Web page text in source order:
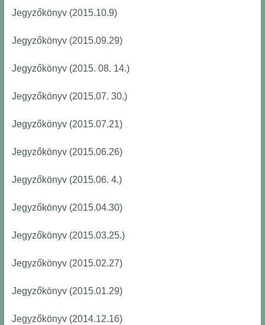
Jegyzőkönyv (2015.10.9)
Jegyzőkönyv (2015.09.29)
Jegyzőkönyv (2015. 08. 14.)
Jegyzőkönyv (2015.07. 30.)
Jegyzőkönyv (2015.07.21)
Jegyzőkönyv (2015.06.26)
Jegyzőkönyv (2015.06. 4.)
Jegyzőkönyv (2015.04.30)
Jegyzőkönyv (2015.03.25.)
Jegyzőkönyv (2015.02.27)
Jegyzőkönyv (2015.01.29)
Jegyzőkönyv (2014.12.16)